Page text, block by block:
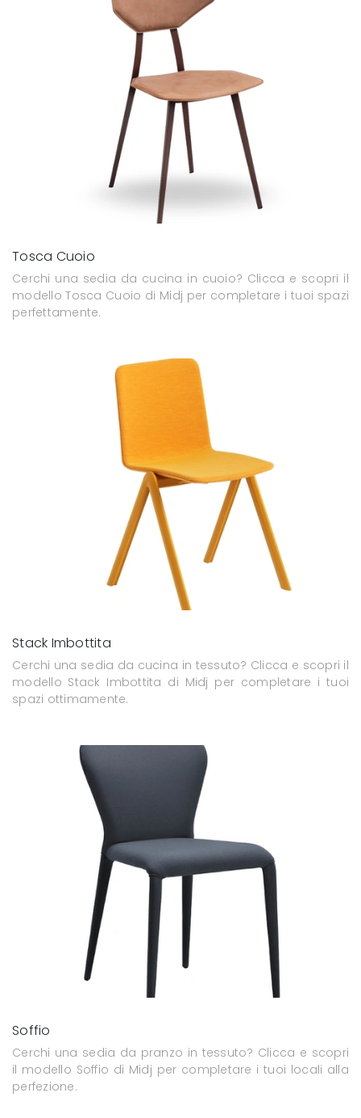
Tosca Cuoio
Cerchi una sedia da cucina in cuoio? Clicca e scopri il
modello Tosca Cuoio di Midj per completare i tuoi spazi
perfettamente.
Stack Imbottita
Cerchi una sedia da cucina in tessuto? Clicca e scopri il
modello Stack Imbottita di Midj per completare i tuoi
spazi ottimamente.
Soffio
Cerchi una sedia da pranzo in tessuto? Clicca e scopri
il modello Soffio di Midj per completare i tuoi locali alla
perfezione.